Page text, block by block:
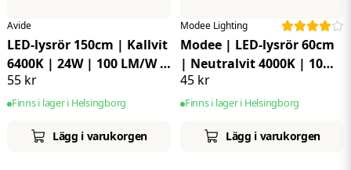
Avide
LED-lysrör 150cm | Kallvit
6400K | 24W | 100 LM/W |
T8
55 kr
Finns i lager i Helsingborg
Lägg i varukorgen
Modee Lighting
Modee | LED-lysrör 60cm
| Neutralvit 4000K | 10W
| 120 LM/W | Glas
45 kr
Finns i lager i Helsingborg
Lägg i varukorgen